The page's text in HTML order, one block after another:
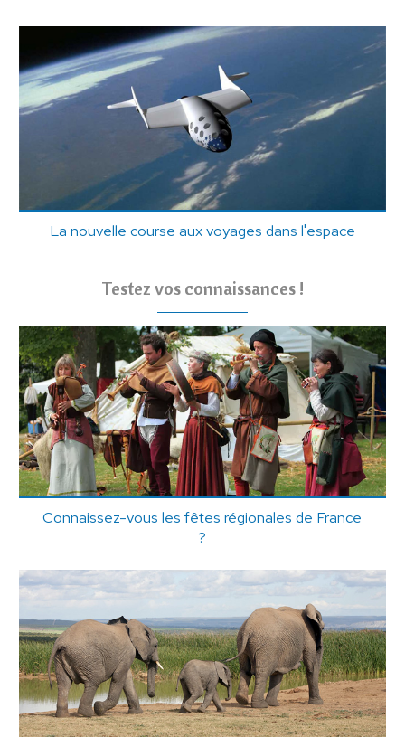
La nouvelle course aux voyages dans l'espace
Testez vos connaissances !
Connaissez-vous les fêtes régionales de France
?